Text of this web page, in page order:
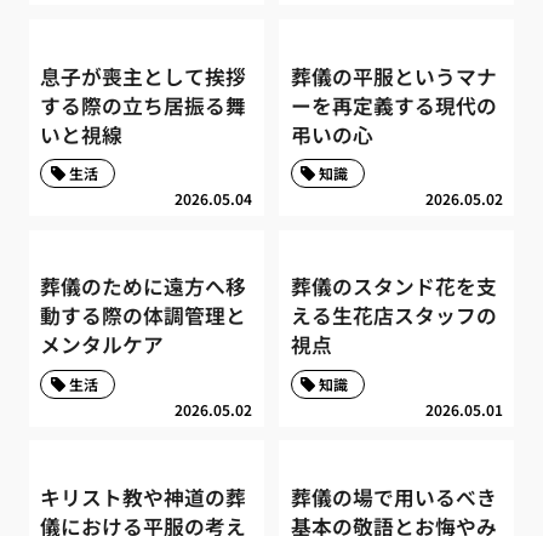
息子が喪主として挨拶
する際の立ち居振る舞
いと視線
2026.05.04
生活
葬儀の平服というマナ
ーを再定義する現代の
弔いの心
2026.05.02
知識
葬儀のために遠方へ移
動する際の体調管理と
メンタルケア
2026.05.02
生活
葬儀のスタンド花を支
える生花店スタッフの
視点
2026.05.01
知識
キリスト教や神道の葬
儀における平服の考え
葬儀の場で用いるべき
基本の敬語とお悔やみ